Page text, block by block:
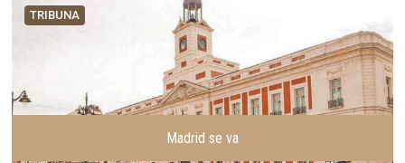
TRIBUNA
Madrid se va